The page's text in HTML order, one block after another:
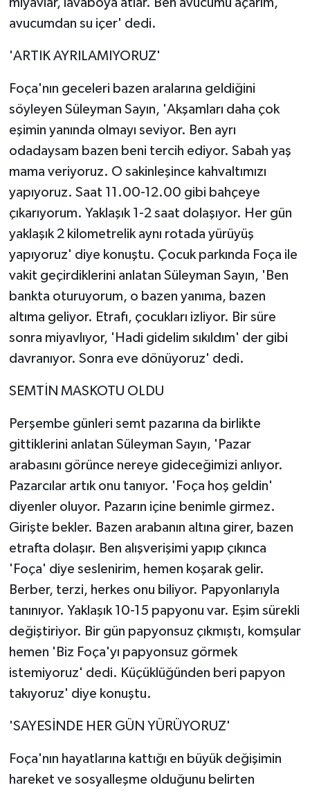
miyavlar, lavaboya atlar. Ben avucumu açarım,
avucumdan su içer' dedi.
'ARTIK AYRILAMIYORUZ'
Foça'nın geceleri bazen aralarına geldiğini
söyleyen Süleyman Sayın, 'Akşamları daha çok
eşimin yanında olmayı seviyor. Ben ayrı
odadaysam bazen beni tercih ediyor. Sabah yaş
mama veriyoruz. O sakinleşince kahvaltımızı
yapıyoruz. Saat 11.00-12.00 gibi bahçeye
çıkarıyorum. Yaklaşık 1-2 saat dolaşıyor. Her gün
yaklaşık 2 kilometrelik aynı rotada yürüyüş
yapıyoruz' diye konuştu. Çocuk parkında Foça ile
vakit geçirdiklerini anlatan Süleyman Sayın, 'Ben
bankta oturuyorum, o bazen yanıma, bazen
altıma geliyor. Etrafı, çocukları izliyor. Bir süre
sonra miyavlıyor, 'Hadi gidelim sıkıldım' der gibi
davranıyor. Sonra eve dönüyoruz' dedi.
SEMTİN MASKOTU OLDU
Perşembe günleri semt pazarına da birlikte
gittiklerini anlatan Süleyman Sayın, 'Pazar
arabasını görünce nereye gideceğimizi anlıyor.
Pazarcılar artık onu tanıyor. 'Foça hoş geldin'
diyenler oluyor. Pazarın içine benimle girmez.
Girişte bekler. Bazen arabanın altına girer, bazen
etrafta dolaşır. Ben alışverişimi yapıp çıkınca
'Foça' diye seslenirim, hemen koşarak gelir.
Berber, terzi, herkes onu biliyor. Papyonlarıyla
tanınıyor. Yaklaşık 10-15 papyonu var. Eşim sürekli
değiştiriyor. Bir gün papyonsuz çıkmıştı, komşular
hemen 'Biz Foça'yı papyonsuz görmek
istemiyoruz' dedi. Küçüklüğünden beri papyon
takıyoruz' diye konuştu.
'SAYESİNDE HER GÜN YÜRÜYORUZ'
Foça'nın hayatlarına kattığı en büyük değişimin
hareket ve sosyalleşme olduğunu belirten